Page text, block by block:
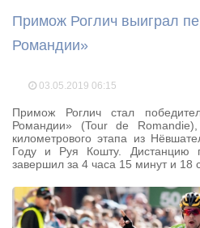
Примож Роглич выиграл
Романдии»
03.05.2019 06:15
Примож Роглич стал
Романдии» (Tour de
километрового этапа из
Году и Руя Кошту. Дистанцию
завершил за 4 часа 15 минут и 18